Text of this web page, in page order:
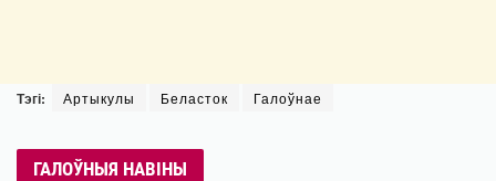
Тэгі: Артыкулы Беласток Галоўнае
ГАЛОЎНЫЯ НАВІНЫ